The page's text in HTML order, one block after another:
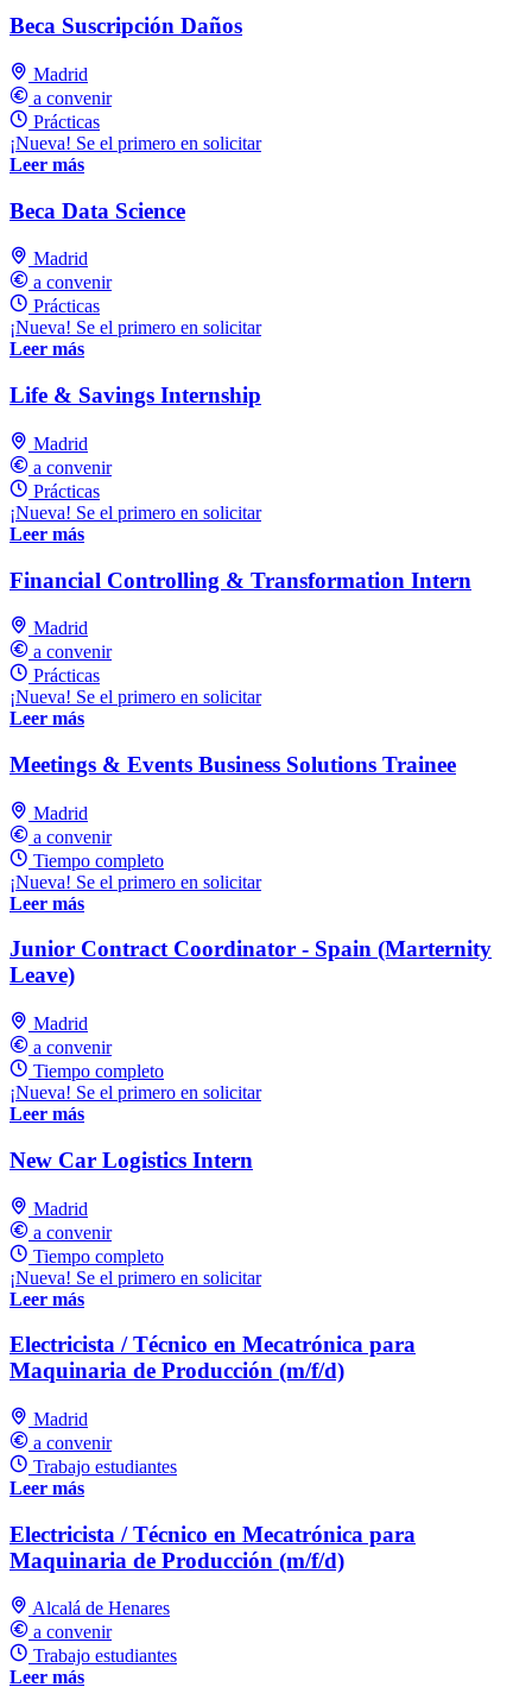
Beca Suscripción Daños
Madrid
a convenir
Prácticas
¡Nueva! Se el primero en solicitar
Leer más
Beca Data Science
Madrid
a convenir
Prácticas
¡Nueva! Se el primero en solicitar
Leer más
Life & Savings Internship
Madrid
a convenir
Prácticas
¡Nueva! Se el primero en solicitar
Leer más
Financial Controlling & Transformation Intern
Madrid
a convenir
Prácticas
¡Nueva! Se el primero en solicitar
Leer más
Meetings & Events Business Solutions Trainee
Madrid
a convenir
Tiempo completo
¡Nueva! Se el primero en solicitar
Leer más
Junior Contract Coordinator - Spain (Marternity
Leave)
Madrid
a convenir
Tiempo completo
¡Nueva! Se el primero en solicitar
Leer más
New Car Logistics Intern
Madrid
a convenir
Tiempo completo
¡Nueva! Se el primero en solicitar
Leer más
Electricista / Técnico en Mecatrónica para
Maquinaria de Producción (m/f/d)
Madrid
a convenir
Trabajo estudiantes
Leer más
Electricista / Técnico en Mecatrónica para
Maquinaria de Producción (m/f/d)
Alcalá de Henares
a convenir
Trabajo estudiantes
Leer más